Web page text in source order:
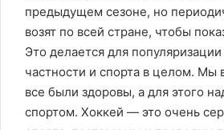
предыдущем сезоне, но
возят по всей стране, чтобы
Это делается для популяризации
частности и спорта в целом. Мы
все были здоровы, а для этого
спортом. Хоккей — это очень